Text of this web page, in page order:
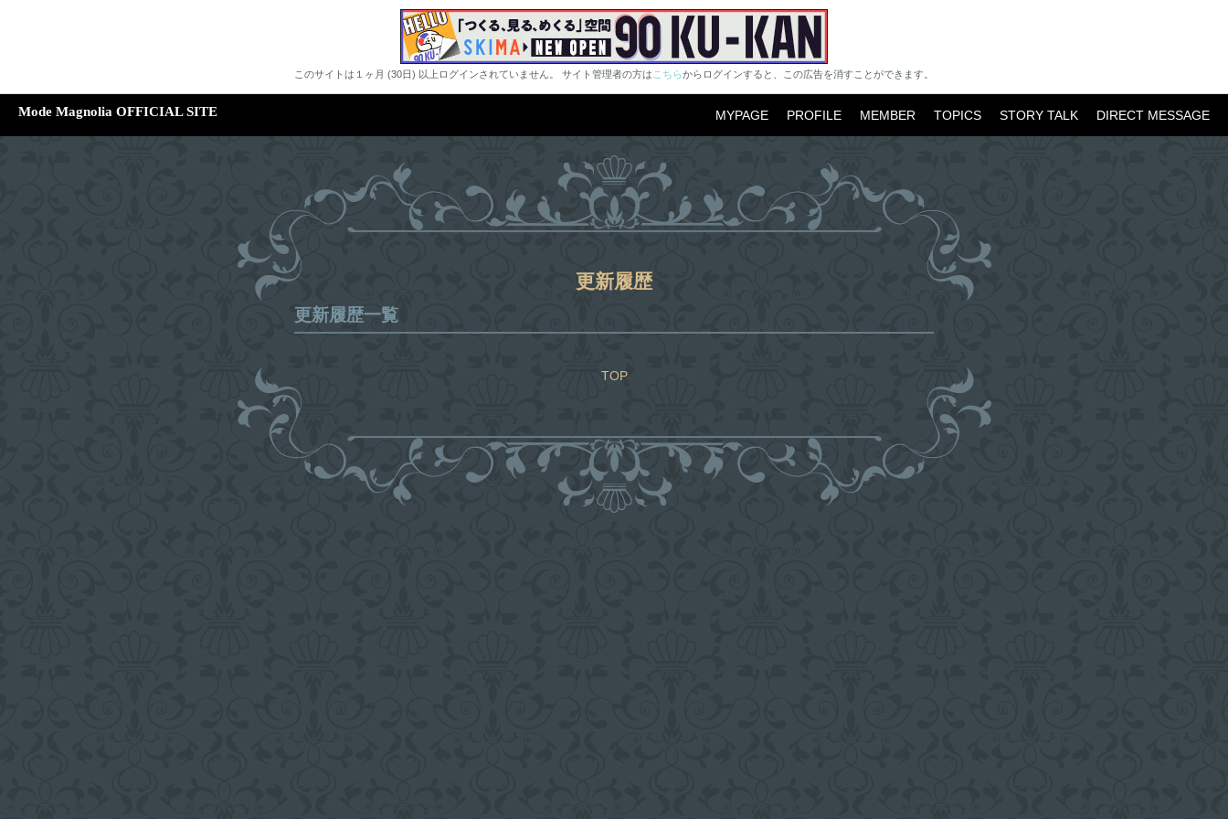
このサイトは１ヶ月 (30日) 以上ログインされていません。 サイト管理者の方は こちらからログインすると、この広告を消すことができます。
Mode Magnolia OFFICIAL SITE MYPAGE PROFILE MEMBER TOPICS STORY TALK DIRECT MESSAGE
更新履歴
更新履歴一覧
TOP